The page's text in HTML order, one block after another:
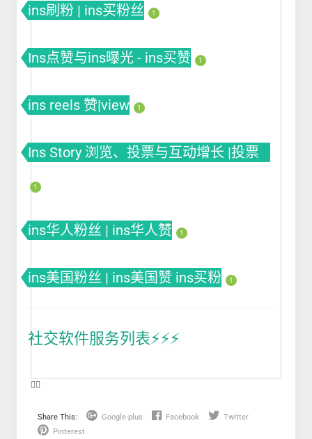
ins刷粉 | ins买粉丝 1
Ins点赞与ins曝光 - ins买赞 1
ins reels 赞|view 1
Ins Story 浏览、投票与互动增长 |投票
Poll
1
ins华人粉丝 | ins华人赞 1
ins美国粉丝 | ins美国赞 ins买粉 1
社交软件服务列表⚡️⚡️⚡️
❤️‍🔥
Share This: Google-plus Facebook
Twitter
Pinterest